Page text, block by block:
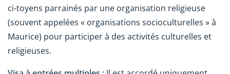
ci-toyens parrainés par une organisation religieuse
(souvent appelées « organisations socioculturelles » à
Maurice) pour participer à des activités culturelles et
religieuses.